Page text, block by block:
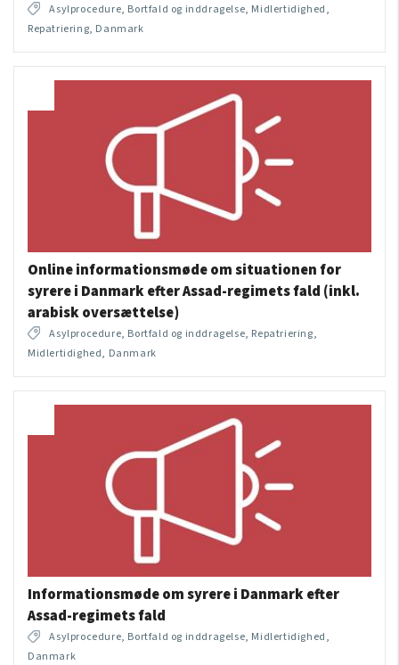
Asylprocedure, Bortfald og inddragelse, Midlertidighed,
Repatriering, Danmark
Online informationsmøde om situationen for
syrere i Danmark efter Assad-regimets fald (inkl.
arabisk oversættelse)
Asylprocedure, Bortfald og inddragelse, Repatriering,
Midlertidighed, Danmark
Informationsmøde om syrere i Danmark efter
Assad-regimets fald
Asylprocedure, Bortfald og inddragelse, Midlertidighed,
Danmark